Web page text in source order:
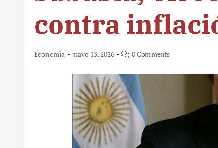
contra
Economía mayo 13, 2026 0 Comments